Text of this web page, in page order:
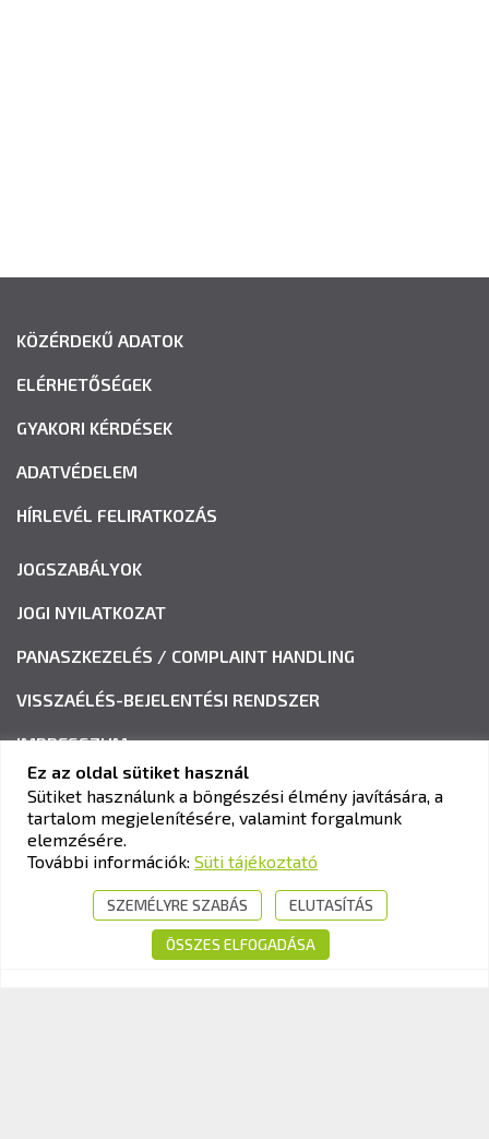
KÖZÉRDEKŰ ADATOK
ELÉRHETŐSÉGEK
GYAKORI KÉRDÉSEK
ADATVÉDELEM
HÍRLEVÉL FELIRATKOZÁS
JOGSZABÁLYOK
JOGI NYILATKOZAT
PANASZKEZELÉS / COMPLAINT HANDLING
VISSZAÉLÉS-BEJELENTÉSI RENDSZER
IMPRESSZUM
KAV KÖZLEKEDÉSI ALKALMASSÁGI ÉS VIZSGAKÖZPONT
Cím:1033 Budapest, Polgár utca 8-10.
+36-1-510-0101
info@kavk.hu
Ez az oldal sütiket használ
Sütiket használunk a böngészési élmény javítására, a
tartalom megjelenítésére, valamint forgalmunk
elemzésére.
További információk: Süti tájékoztató
SZEMÉLYRE SZABÁS ELUTASÍTÁS
ÖSSZES ELFOGADÁSA